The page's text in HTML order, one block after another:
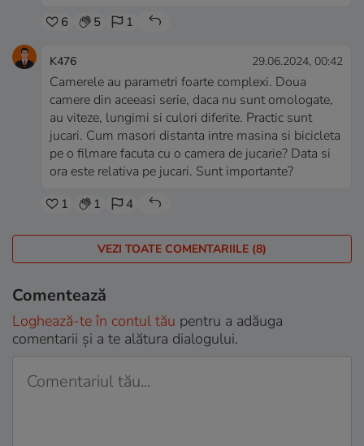
6 5 1
K476 29.06.2024, 00:42
Camerele au parametri foarte complexi. Doua
camere din aceeasi serie, daca nu sunt omologate,
au viteze, lungimi si culori diferite. Practic sunt
jucari. Cum masori distanta intre masina si bicicleta
pe o filmare facuta cu o camera de jucarie? Data si
ora este relativa pe jucari. Sunt importante?
1 1 4
VEZI TOATE COMENTARIILE (8)
Comentează
Loghează-te în contul tău pentru a adăuga
comentarii și a te alătura dialogului.